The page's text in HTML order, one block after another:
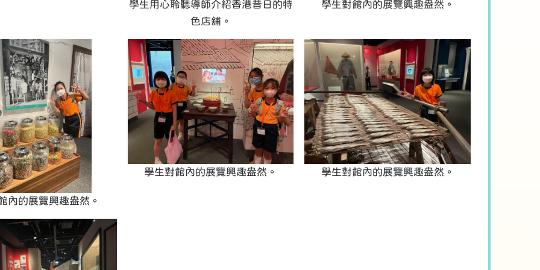
學生用心聆聽導師介紹香港昔日的特
色店舖。
學生對館內的展覽興趣盎然。
內的展覽興趣盎然。
學生對館內的展覽興趣盎然。 學生對館內的展覽興趣盎然。